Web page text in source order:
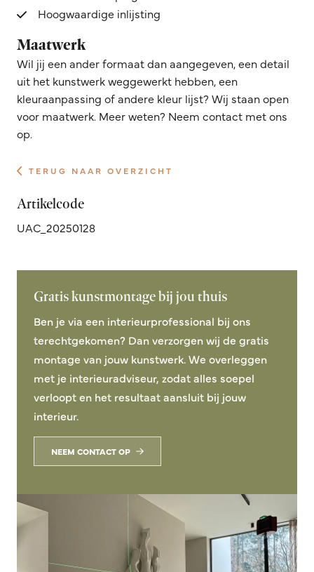
Hoogwaardige inlijsting
Maatwerk
Wil jij een ander formaat dan aangegeven, een detail
uit het kunstwerk weggewerkt hebben, een
kleuraanpassing of andere kleur lijst? Wij staan open
voor maatwerk. Meer weten? Neem contact met ons
op.
TERUG NAAR OVERZICHT
Artikelcode
UAC_20250128
Gratis kunstmontage bij jou thuis
Ben je via een interieurprofessional bij ons
terechtgekomen? Dan verzorgen wij de gratis
montage van jouw kunstwerk. We overleggen
met je interieuradviseur, zodat alles soepel
verloopt en het resultaat aansluit bij jouw
interieur.
NEEM CONTACT OP